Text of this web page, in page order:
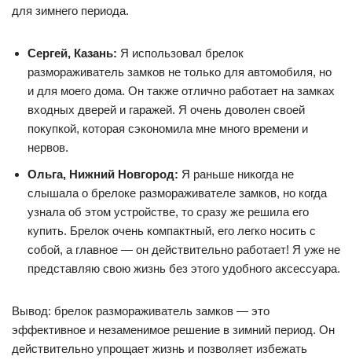
для зимнего периода.
Сергей, Казань: Я использовал брелок
размораживатель замков не только для автомобиля, но
и для моего дома. Он также отлично работает на замках
входных дверей и гаражей. Я очень доволен своей
покупкой, которая сэкономила мне много времени и
нервов.
Ольга, Нижний Новгород: Я раньше никогда не
слышала о брелоке размораживателе замков, но когда
узнала об этом устройстве, то сразу же решила его
купить. Брелок очень компактный, его легко носить с
собой, а главное — он действительно работает! Я уже не
представляю свою жизнь без этого удобного аксессуара.
Вывод: брелок размораживатель замков — это
эффективное и незаменимое решение в зимний период. Он
действительно упрощает жизнь и позволяет избежать